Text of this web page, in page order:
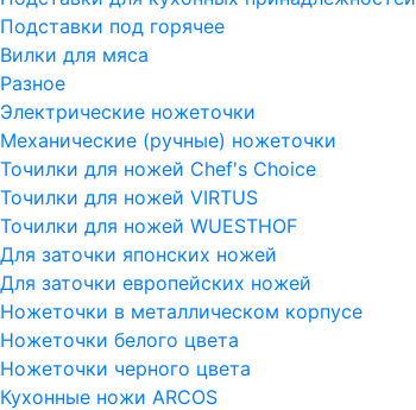
Подставки под горячее
Вилки для мяса
Разное
Электрические ножеточки
Механические (ручные) ножеточки
Точилки для ножей Chef's Choice
Точилки для ножей VIRTUS
Точилки для ножей WUESTHOF
Для заточки японских ножей
Для заточки европейских ножей
Ножеточки в металлическом корпусе
Ножеточки белого цвета
Ножеточки черного цвета
Кухонные ножи ARCOS